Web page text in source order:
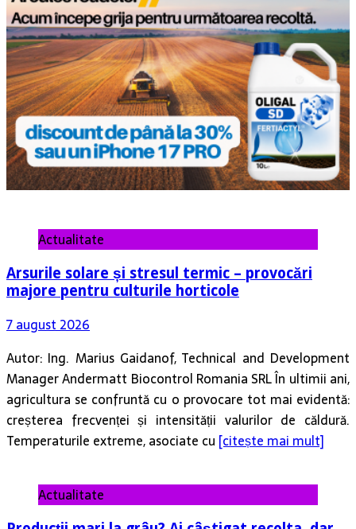
Actualitate
majore pentru culturile horticole
7 august 2026
Autor: Ing. Marius Gaidanof, Technical and Development
Manager Andermatt Biocontrol Romania SRL În ultimii ani,
agricultura se confruntă cu o provocare tot mai evidentă:
creșterea frecvenței și intensității valurilor de căldură.
Temperaturile extreme, asociate cu[citește mai mult]
Actualitate
poți pierde startul culturii următoare
6 august 2026